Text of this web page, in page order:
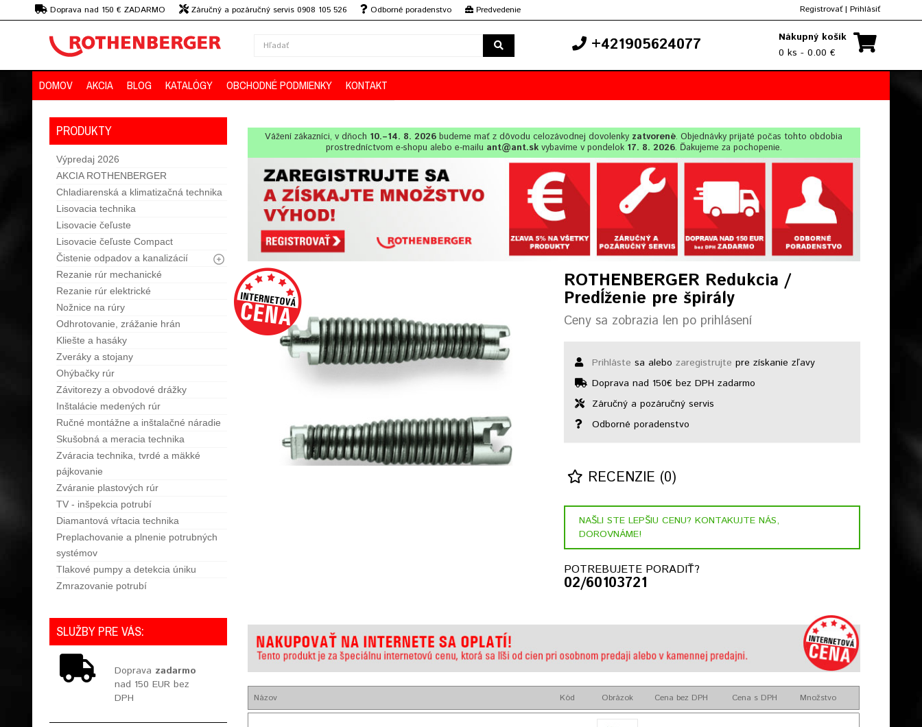
Doprava nad 150 € ZADARMO Záručný a pozáručný servis 0908 105 526 Odborné poradenstvo
Predvedenie
strojov
Registrovať | Prihlásiť
+421905624077
Nákupný košík
0 ks - 0.00 €
DOMOV AKCIA BLOG KATALÓGY OBCHODNÉ PODMIENKY KONTAKT
PRODUKTY
Výpredaj 2026
AKCIA ROTHENBERGER
Chladiarenská a klimatizačná technika
Lisovacia technika
Lisovacie čeľuste
Lisovacie čeľuste Compact
Čistenie odpadov a kanalizácií
Rezanie rúr mechanické
Rezanie rúr elektrické
Nožnice na rúry
Odhrotovanie, zrážanie hrán
Kliešte a hasáky
Zveráky a stojany
Ohýbačky rúr
Závitorezy a obvodové drážky
Inštalácie medených rúr
Ručné montážne a inštalačné náradie
Skušobná a meracia technika
Zváracia technika, tvrdé a mäkké
pájkovanie
Zváranie plastových rúr
TV - inšpekcia potrubí
Diamantová vŕtacia technika
Preplachovanie a plnenie potrubných
systémov
Tlakové pumpy a detekcia úniku
Zmrazovanie potrubí
SLUŽBY PRE VÁS:
Doprava zadarmo
nad 150 EUR bez
DPH
Vážení zákazníci, v dňoch 10.–14. 8. 2026 budeme mať z dôvodu celozávodnej dovolenky zatvorené. Objednávky prijaté počas tohto obdobia
prostredníctvom e-shopu alebo e-mailu ant@ant.skvybavíme v pondelok 17. 8. 2026. Ďakujeme za pochopenie.
ROTHENBERGER Redukcia /
Predĺženie pre špirály
Ceny sa zobrazia len po prihlásení
Prihláste sa alebozaregistrujte pre získanie zľavy
Doprava nad 150€ bez DPH zadarmo
Záručný a pozáručný servis
Odborné poradenstvo
RECENZIE (0)
NAŠLI STE LEPŠIU CENU? KONTAKUJTE NÁS,
DOROVNÁME!
POTREBUJETE PORADIŤ?
02/60103721
Názov Kód Obrázok Cena bez DPH Cena s DPH Množstvo